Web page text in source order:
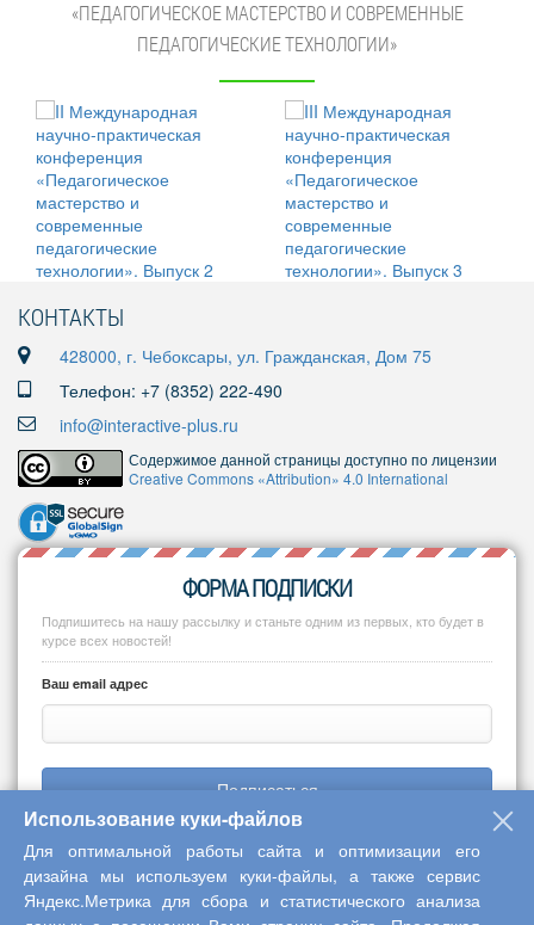
«ПЕДАГОГИЧЕСКОЕ МАСТЕРСТВО И СОВРЕМЕННЫЕ
ПЕДАГОГИЧЕСКИЕ ТЕХНОЛОГИИ»
КОНТАКТЫ
428000, г. Чебоксары, ул. Гражданская, Дом 75
Телефон: +7 (8352) 222-490
info@interactive-plus.ru
Содержимое данной страницы доступно по лицензии
Creative Commons «Attribution» 4.0 International
ФОРМА ПОДПИСКИ
Подпишитесь на нашу рассылку и станьте одним из первых, кто будет в
курсе всех новостей!
Ваш email адрес
Подписаться
Copyright © 2013-2026 Центр научного сотрудничества «Интерактив
Использование куки-файлов
Для оптимальной работы сайта и оптимизации его
дизайна мы используем куки-файлы, а также сервис
Яндекс.Метрика для сбора и статистического анализа